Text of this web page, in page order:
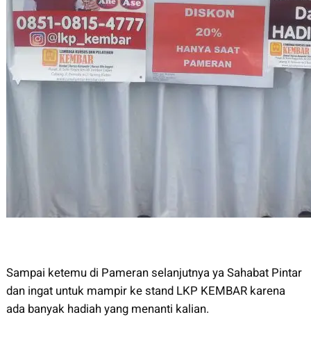
Sampai ketemu di Pameran selanjutnya ya Sahabat Pintar
dan ingat untuk mampir ke stand LKP KEMBAR karena
ada banyak hadiah yang menanti kalian.